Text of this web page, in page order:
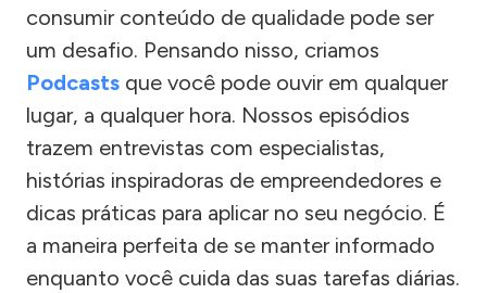
consumir conteúdo de qualidade pode ser
um desafio. Pensando nisso, criamos
Podcasts que você pode ouvir em qualquer
lugar, a qualquer hora. Nossos episódios
trazem entrevistas com especialistas,
histórias inspiradoras de empreendedores e
dicas práticas para aplicar no seu negócio. É
a maneira perfeita de se manter informado
enquanto você cuida das suas tarefas diárias.